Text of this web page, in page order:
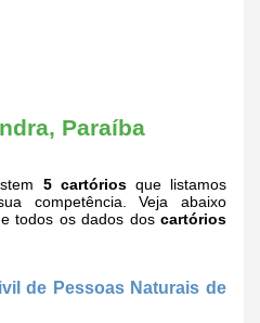
Paraíba
5 cartóriosque listamos
competência. Veja abaixo
todos os dados dos cartórios
de Pessoas Naturais de